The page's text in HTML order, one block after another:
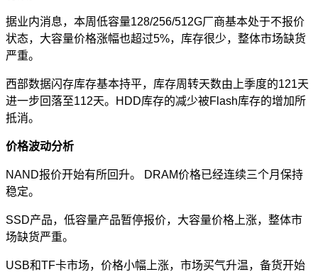
据业内消息，本周低容量128/256/512G厂商基本处于不报价
状态，大容量价格涨幅也超过5%，库存很少，整体市场缺货
严重。
西部数据闪存库存基本持平，库存周转天数由上季度的121天
进一步回落至112天。HDD库存的减少被Flash库存的增加所
抵消。
价格波动分析
NAND报价开始有所回升。 DRAM价格已经连续三个月保持
稳定。
SSD产品，低容量产品暂停报价，大容量价格上涨，整体市
场缺货严重。
USB和TF卡市场，价格小幅上涨，市场买气升温，备货开始